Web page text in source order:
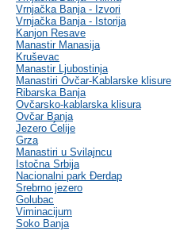
Vrnjačka Banja - Izvori
Vrnjačka Banja - Istorija
Kanjon Resave
Manastir Manasija
Kruševac
Manastir Ljubostinja
Manastiri Ovčar-Kablarske klisure
Ribarska Banja
Ovčarsko-kablarska klisura
Ovčar Banja
Jezero Ćelije
Grza
Manastiri u Svilajncu
Istočna Srbija
Nacionalni park Đerdap
Srebrno jezero
Golubac
Viminacijum
Soko Banja